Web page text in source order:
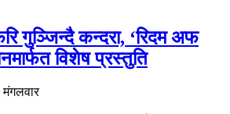
गुञ्जिन्दै कन्दरा, ‘रिदम अफ
विशेष प्रस्तुति